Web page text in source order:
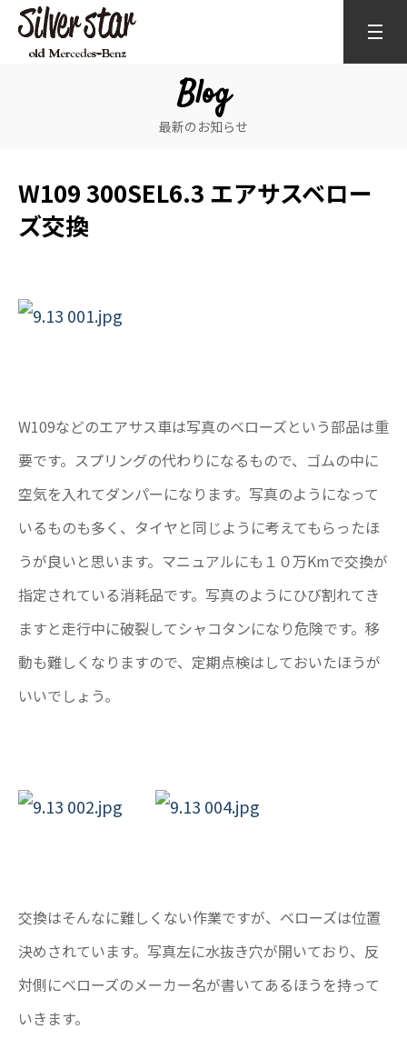
Blog
最新のお知らせ
W109 300SEL6.3 エアサスベロー
ズ交換
W109などのエアサス車は写真のベローズという部品は重
要です。スプリングの代わりになるもので、ゴムの中に
空気を入れてダンパーになります。写真のようになって
いるものも多く、タイヤと同じように考えてもらったほ
うが良いと思います。マニュアルにも１０万Kmで交換が
指定されている消耗品です。写真のようにひび割れてき
ますと走行中に破裂してシャコタンになり危険です。移
動も難しくなりますので、定期点検はしておいたほうが
いいでしょう。
交換はそんなに難しくない作業ですが、ベローズは位置
決めされています。写真左に水抜き穴が開いており、反
対側にベローズのメーカー名が書いてあるほうを持って
いきます。